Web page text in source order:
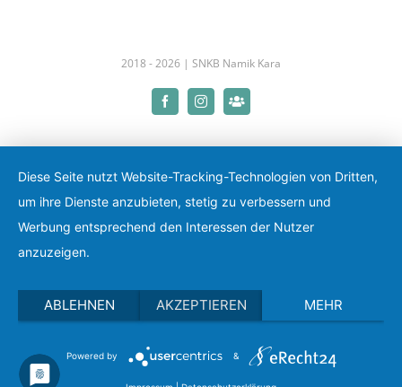
2018 -2026 | SNKB Namik Kara
FacebookInstagramLinkedIn
Diese Seite nutzt Website-Tracking-Technologien von Dritten,
um ihre Dienste anzubieten, stetig zu verbessern und
Werbung entsprechend den Interessen der Nutzer
anzuzeigen.
ABLEHNEN AKZEPTIEREN MEHR
Powered by &